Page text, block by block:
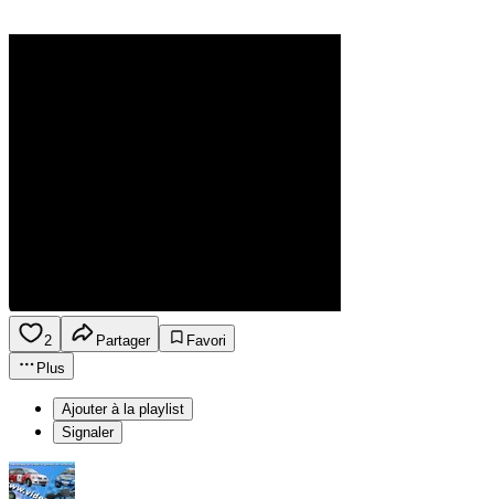
2 Partager
Favori
Plus
Ajouter à la playlist
Signaler